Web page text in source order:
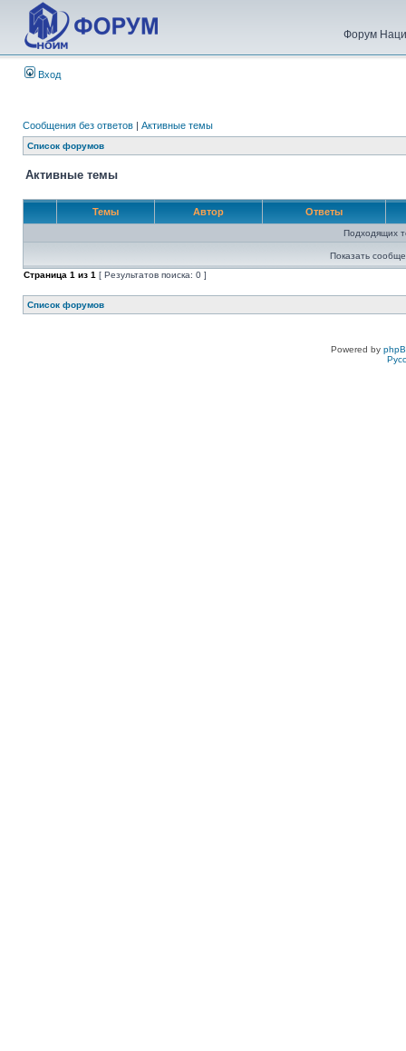
Форум
Вход
Сообщения без ответов | Активные темы
Список форумов
Активные темы
Темы Автор Ответы
Подходящих
Показать
Страница 1 из 1 [ Результатов поиска: 0 ]
Список форумов
Powered by